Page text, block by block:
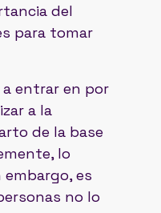
del
para tomar
entrar en por
a la
de la base
lo
embargo, es
no lo